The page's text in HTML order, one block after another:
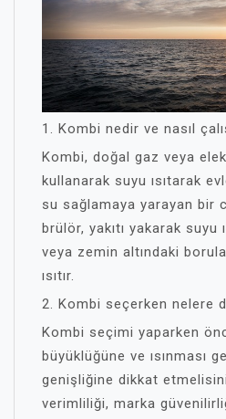
1. Kombi nedir ve nasıl
Kombi, doğal gaz veya
kullanarak suyu ısıtarak
su sağlamaya yarayan bir
brülör, yakıtı yakarak suyu
veya zemin altındaki
ısıtır.
2. Kombi seçerken nelere
Kombi seçimi yaparken
büyüklüğüne ve ısınması
genişliğine dikkat
verimliliği, marka